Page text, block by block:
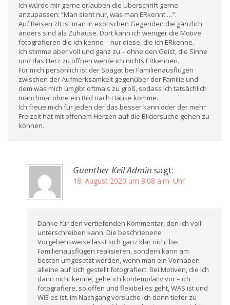
Ich würde mir gerne erlauben die Überschrift gerne
anzupassen: “Man sieht nur, was man ERkennt …”.
Auf Reisen zB ist man in exotischen Gegenden die gänzlich
anders sind als Zuhause. Dort kann ich weniger die Motive
fotografieren die ich kenne – nur diese, die ich ERkenne.
Ich stimme aber voll und ganz zu – ohne den Geist, die Sinne
und das Herz zu öffnen werde ich nichts ERkennen.
Für mich persönlich ist der Spagat bei Familienausflügen
zwischen der Aufmerksamkeit gegenüber der Familie und
dem was mich umgibt oftmals zu groß, sodass ich tatsächlich
manchmal ohne ein Bild nach Hause komme.
Ich freue mich für jeden der das besser kann oder der mehr
Freizeit hat mit offenem Herzen auf die Bildersuche gehen zu
können.
Guenther Keil Admin sagt:
18. August 2020 um 8:08 a.m. Uhr
Danke für den vertiefenden Kommentar, den ich voll
unterschreiben kann. Die beschriebene
Vorgehensweise lässt sich ganz klar nicht bei
Familienausflügen realisieren, sondern kann am
besten umgesetzt werden, wenn man ein Vorhaben
alleine auf sich gestellt fotografiert. Bei Motiven, die ich
dann nicht kenne, gehe ich kontemplativ vor – ich
fotografiere, so offen und flexibel es geht, WAS ist und
WIE es ist. Im Nachgang versuche ich dann tiefer zu